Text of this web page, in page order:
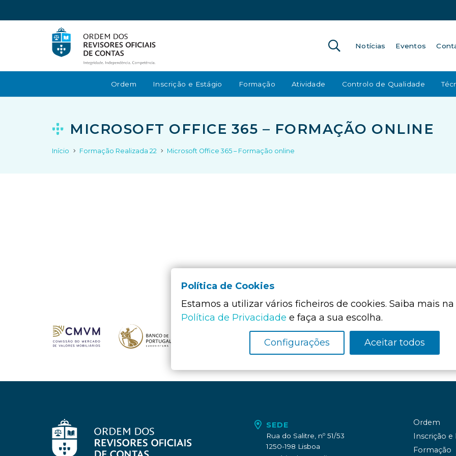
Notícias Eventos
Ordem Inscrição e Estágio Formação Atividade Controlo de Qualidade
MICROSOFT OFFICE 365 – FORMAÇÃO ONLINE
Início Formação Realizada 22 Microsoft Office 365 – Formação online
Membro
SEDE
Rua do Salitre, nº 51/53
1250-198 Lisboa
Ordem
Inscrição e
Formação
Política de Cookies
Estamos a utilizar vários ficheiros de cookies. Saiba mais na
Política de Privacidade e faça a sua escolha.
Configurações Aceitar todos